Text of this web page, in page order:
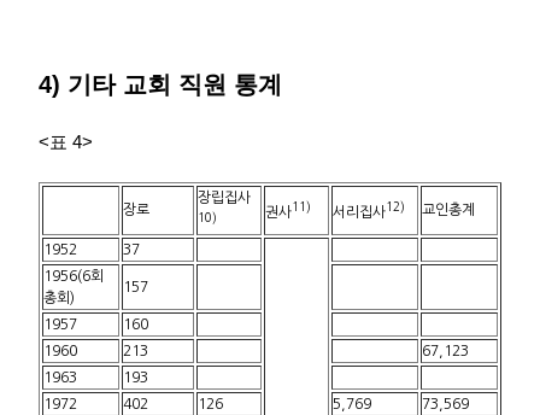
4) 기타 교회 직원 통계
<표 4>
장로
장립집사
10) 권사11) 서리집사12) 교인총계
1952
37
1956(6회
총회)
157
1957
160
1960
213
67,123
1963
193
1972
402 126 5,769 73,569